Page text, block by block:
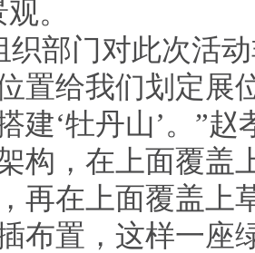
。
织部门对此次活
置给我们划定展
建‘牡丹山’。”
构，在上面覆盖
再在上面覆盖上
布置，这样一座